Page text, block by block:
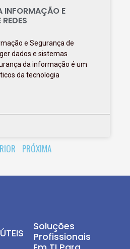
INFORMAÇÃO E
e Segurança de
dados e sistemas
da informação é um
da tecnologia
PRÓXIMA
Soluções
Profissionais